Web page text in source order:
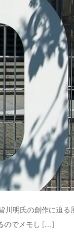
川明氏の創作に迫る
のでメモし […]